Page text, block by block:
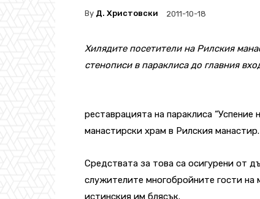
By Д. Христовски 2011-10-18
Хилядите посетители на Рилския
стенописи в параклиса до главния
реставрацията на параклиса “Успение
манастирски храм в Рилския
Средствата за това са осигурени от
служителите многобройните гости на
истинския им блясък.